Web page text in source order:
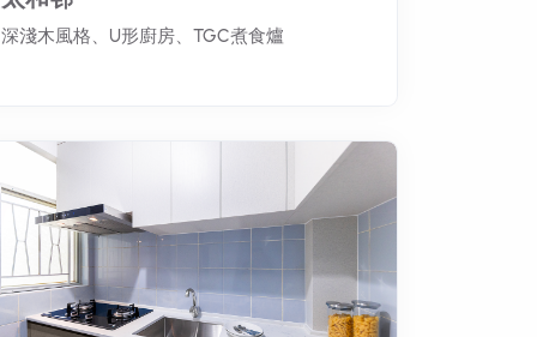
深淺木風格、U形廚房、TGC煮食爐